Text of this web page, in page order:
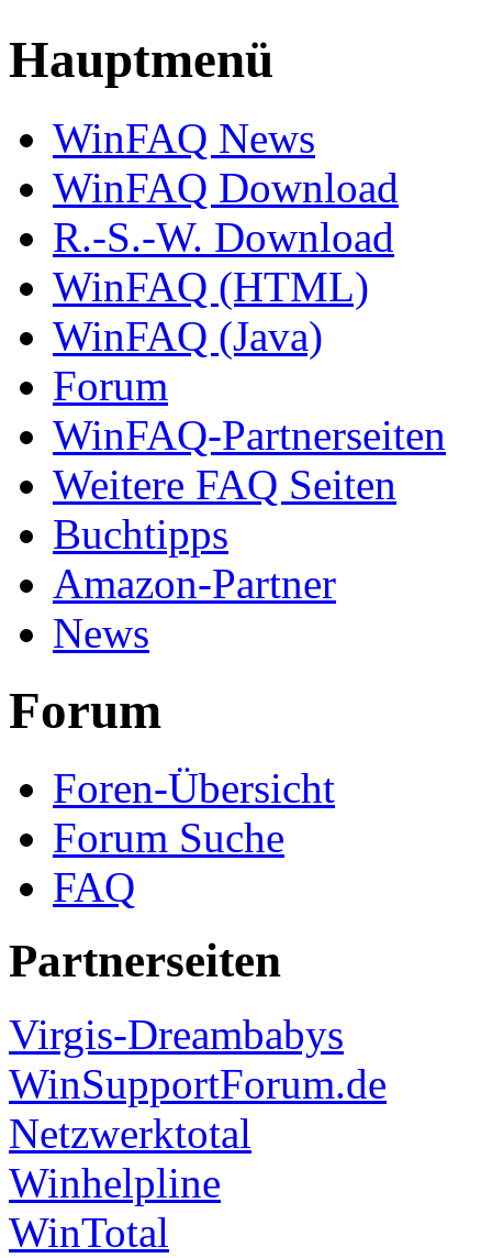
Hauptmenü
WinFAQ News
WinFAQ Download
R.-S.-W. Download
WinFAQ (HTML)
WinFAQ (Java)
Forum
WinFAQ-Partnerseiten
Weitere FAQ Seiten
Buchtipps
Amazon-Partner
News
Forum
Foren-Übersicht
Forum Suche
FAQ
Partnerseiten
Virgis-Dreambabys
WinSupportForum.de
Netzwerktotal
Winhelpline
WinTotal